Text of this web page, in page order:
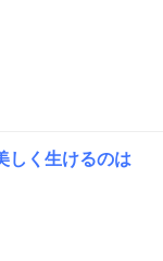
しく生けるのは